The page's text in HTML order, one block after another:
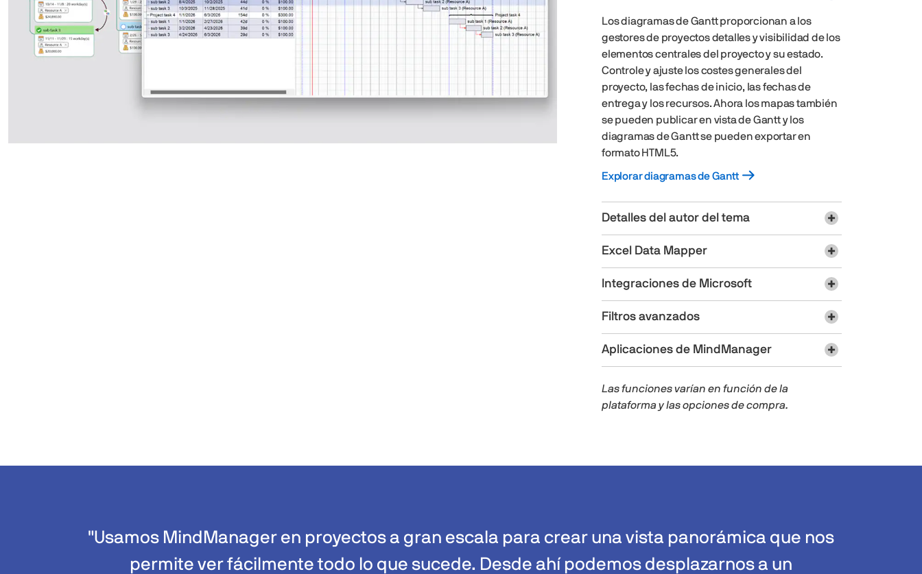
Los diagramas de Gantt proporcionan a los
gestores de proyectos detalles y visibilidad de los
elementos centrales del proyecto y su estado.
Controle y ajuste los costes generales del
proyecto, las fechas de inicio, las fechas de
entrega y los recursos. Ahora los mapas también
se pueden publicar en vista de Gantt y los
diagramas de Gantt se pueden exportar en
formato HTML5.
Explorar diagramas de Gantt
Detalles del autor del tema
Excel Data Mapper
Integraciones de Microsoft
Filtros avanzados
Aplicaciones de MindManager
Las funciones varían en función de la
plataforma y las opciones de compra.
"Usamos MindManager en proyectos a gran escala para crear una vista panorámica que nos
permite ver fácilmente todo lo que sucede. Desde ahí podemos desplazarnos a un